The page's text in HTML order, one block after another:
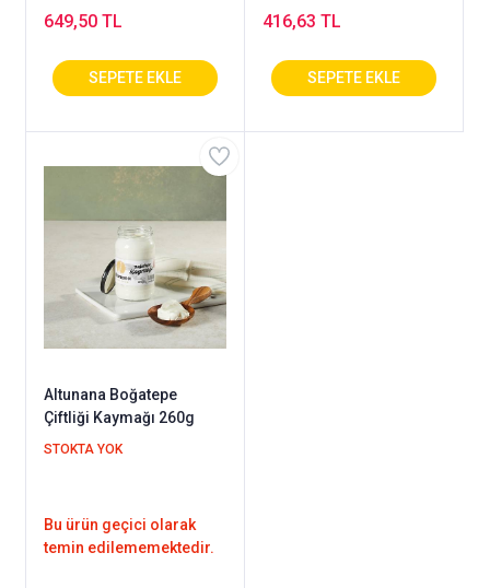
649,50 TL 416,63 TL
Altunana Boğatepe
Çiftliği Kaymağı 260g
STOKTA YOK
Bu ürün geçici olarak
temin edilememektedir.